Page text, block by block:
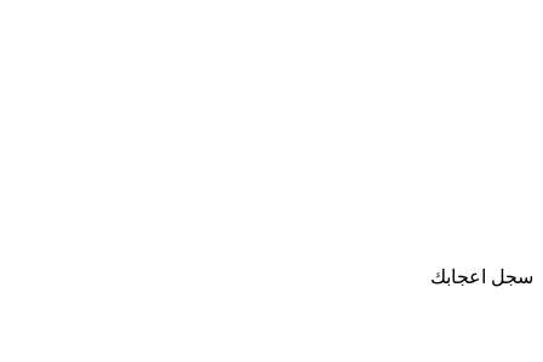
سجل اعجابك